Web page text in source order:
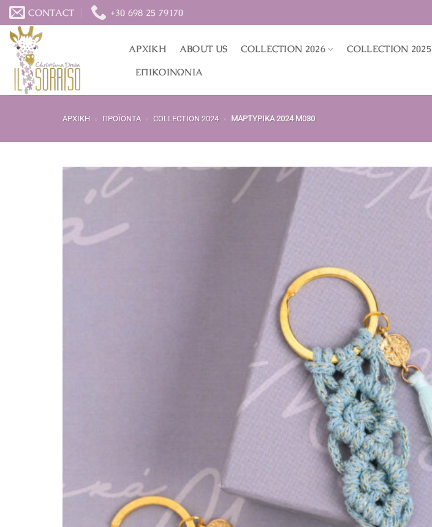
Μετάβαση
στο
περιεχόμενο
CONTACT +30 698 25 79170
ΑΡΧΙΚΉ ABOUT US COLLECTION 2026 COLLECTION 2025
ΕΠΙΚΟΙΝΩΝΊΑ
ΑΡΧΙΚΉ » ΠΡΟΪΌΝΤΑ » COLLECTION 2024 » ΜΑΡΤΥΡΙΚΆ 2024 M030